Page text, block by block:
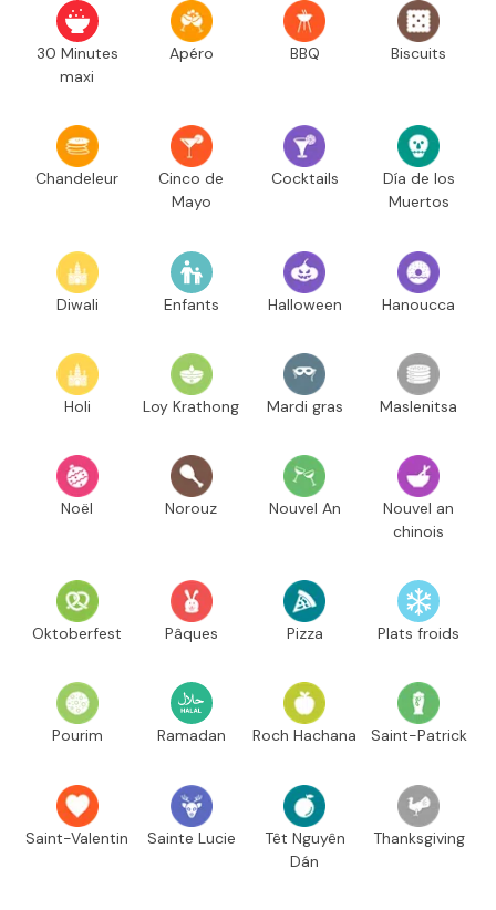
30 Minutes
maxi
Apéro BBQ Biscuits
Chandeleur
Cinco de
Mayo
Cocktails
Día de los
Muertos
Diwali Enfants Halloween Hanoucca
Holi Loy Krathong Mardi gras Maslenitsa
Noël Norouz Nouvel An
Nouvel an
chinois
Oktoberfest Pâques Pizza Plats froids
Pourim Ramadan Roch Hachana Saint-Patrick
Saint-Valentin Sainte Lucie
Têt Nguyên
Dán
Thanksgiving